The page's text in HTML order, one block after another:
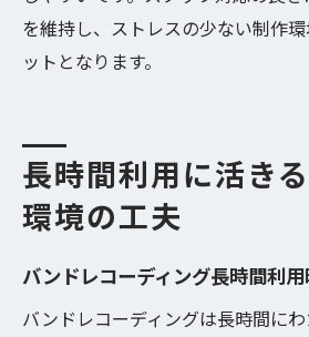
を維持し、ストレスの少ない制作
ットとなります。
長時間利用に活き
環境の工夫
バンドレコーディング長時間利
バンドレコーディングは長時間に